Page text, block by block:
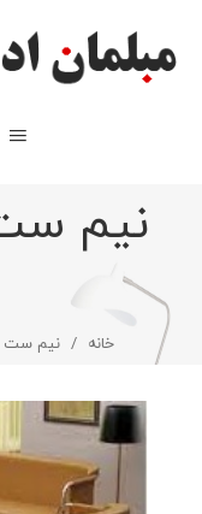
نیم
خانه / نیم ست